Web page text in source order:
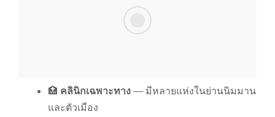
🏥 คลินิกเฉพาะทาง — มีหลายแห่งในย่านนิมมาน
และตัวเมือง